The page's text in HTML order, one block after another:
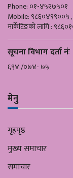
Phone: ०१-४५२७५०१
Mobile: ९८६०४९९००५
मार्केटिङको लागि :
सूचना विभाग दर्ता नंः
६९४ /०७४- ७५
मेनु
गृहपृष्ठ
मुख्य समाचार
समाचार